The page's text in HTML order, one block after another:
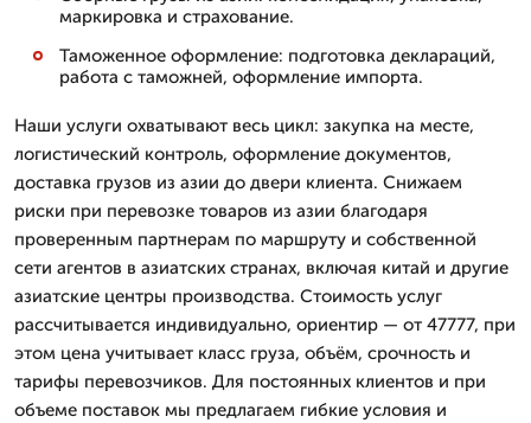
маркировка и страхование.
Таможенное оформление: подготовка деклараций,
работа с таможней, оформление импорта.
Наши услуги охватывают весь цикл: закупка на месте,
логистический контроль, оформление документов,
доставка грузов из азии до двери клиента. Снижаем
риски при перевозке товаров из азии благодаря
проверенным партнерам по маршруту и собственной
сети агентов в азиатских странах, включая китай и другие
азиатские центры производства. Стоимость услуг
рассчитывается индивидуально, ориентир — от 47777, при
этом цена учитывает класс груза, объём, срочность и
тарифы перевозчиков. Для постоянных клиентов и при
объеме поставок мы предлагаем гибкие условия и